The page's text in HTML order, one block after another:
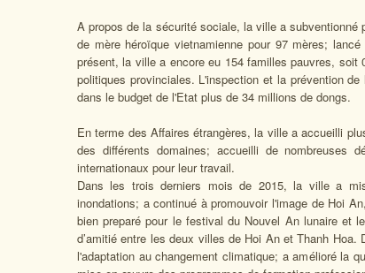
A propos de la sécurité sociale, la ville a
de mère héroïque vietnamienne pour 97 mères;
présent, la ville a encore eu 154 familles pauvres,
politiques provinciales. L'inspection et la prévention
dans le budget de l'Etat plus de 34 millions de dongs.
En terme des Affaires étrangères, la ville a accueilli
des différents domaines; accueilli de nombreuses
internationaux pour leur travail.
Dans les trois derniers mois de 2015, la ville a
inondations; a continué à promouvoir l'image de Hoi
bien preparé pour le festival du Nouvel An lunaire et
d’amitié entre les deux villes de Hoi An et Thanh
l'adaptation au changement climatique; a amélioré la